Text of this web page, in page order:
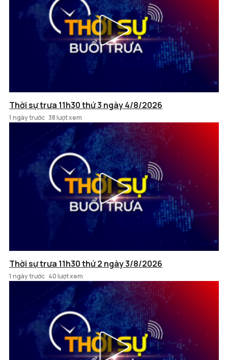
Thời sự trưa 11h30 thứ 3 ngày 4/8/2026
1 ngày trước 38 lượt xem
Thời sự trưa 11h30 thứ 2 ngày 3/8/2026
1 ngày trước 40 lượt xem